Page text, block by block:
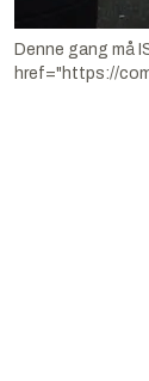
Denne gang må
href="https://